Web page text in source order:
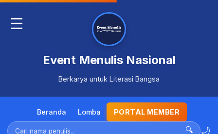
☰
Event Menulis Nasional
Berkarya untuk Literasi Bangsa
Beranda Lomba PORTAL MEMBER
🔍 🌙